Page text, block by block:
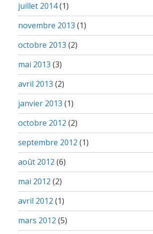
juillet 2014(1)
novembre 2013 (1)
octobre 2013 (2)
mai 2013 (3)
avril 2013 (2)
janvier 2013 (1)
octobre 2012 (2)
septembre 2012 (1)
août 2012 (6)
mai 2012 (2)
avril 2012 (1)
mars 2012 (5)